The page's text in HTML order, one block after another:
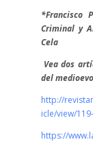
*Francisco
Criminal y
Cela
Vea dos
del
http://
icle/view/
https://